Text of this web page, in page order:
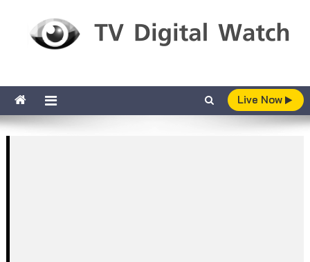
Live Now